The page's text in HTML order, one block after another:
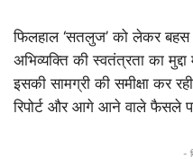
फिलहाल ‘सतलुज’ को लेकर
अभिव्यक्ति की स्वतंत्रता का
इसकी सामग्री की समीक्षा कर
रिपोर्ट और आगे आने वाले फैसले
-